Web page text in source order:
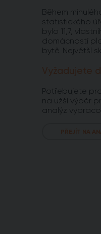
Během
statistického
bylo 11,7,
domácností
bytě. Největší
Vyžadujete
Potřebujete
na užší výběr
analýz
PŘEJÍT NA